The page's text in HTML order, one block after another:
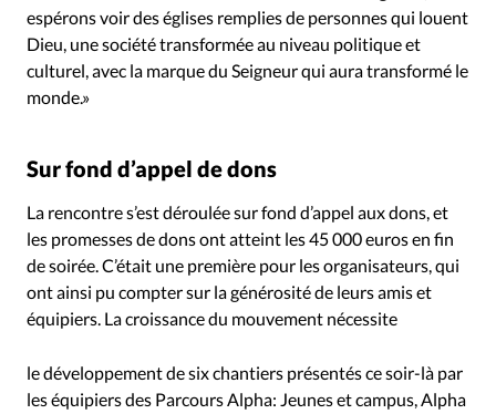
espérons voir des églises remplies de personnes qui louent
Dieu, une société transformée au niveau politique et
culturel, avec la marque du Seigneur qui aura transformé le
monde.»
Sur fond d’appel de dons
La rencontre s’est déroulée sur fond d’appel aux dons, et
les promesses de dons ont atteint les 45 000 euros en fin
de soirée. C’était une première pour les organisateurs, qui
ont ainsi pu compter sur la générosité de leurs amis et
équipiers. La croissance du mouvement nécessite
le développement de six chantiers présentés ce soir-là par
les équipiers des Parcours Alpha: Jeunes et campus, Alpha